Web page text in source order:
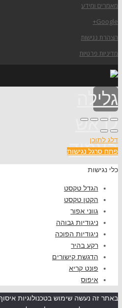
מאמרים ומידע
Google+
הצהרת נגישות
מדיניות פרטיות
גלילה
לראש
העמוד
דלג לתוכן
פתח סרגל נגישות
כלי נגישות
הגדל טקסט
הקטן טקסט
גווני אפור
ניגודיות גבוהה
ניגודיות הפוכה
רקע בהיר
הדגשת קישורים
פונט קריא
איפוס